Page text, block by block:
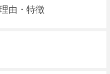
由・特徴